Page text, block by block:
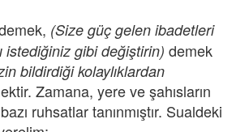
(Size güç gelen ibadetleri
istediğiniz gibi değiştirin) demek
bildirdiği kolaylıklardan
Zamana, yere ve şahısların
ruhsatlar tanınmıştır. Sualdeki